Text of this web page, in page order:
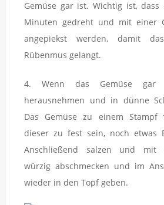
Gemüse gar ist. Wichtig ist,
Minuten gedreht und mit einer
angepiekst werden, damit
Rübenmus gelangt.
4. Wenn das Gemüse gar
herausnehmen und in dünne
Das Gemüse zu einem Stampf
dieser zu fest sein, noch etwas
Anschließend salzen und mit
würzig abschmecken und im
wieder in den Topf geben.